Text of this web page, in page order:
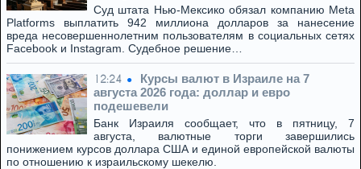
Суд штата Нью-Мексико обязал компанию Meta
Platforms выплатить 942 миллиона долларов за нанесение
вреда несовершеннолетним пользователям в социальных сетях
Facebook и Instagram. Судебное решение…
12:24
Курсы валют в Израиле на 7
августа 2026 года: доллар и евро
подешевели
Банк Израиля сообщает, что в пятницу, 7
августа, валютные торги завершились
понижением курсов доллара США и единой европейской валюты
по отношению к израильскому шекелю.